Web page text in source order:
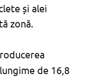
și alei
zonă.
de 16,8